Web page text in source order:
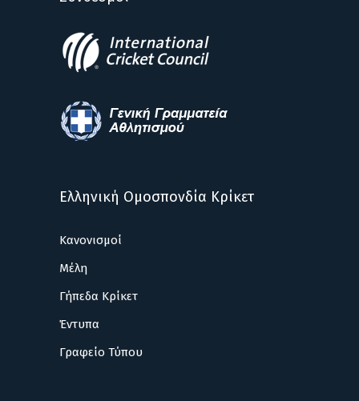
Ελληνική Ομοσπονδία Κρίκετ
Κανονισμοί
Μέλη
Γήπεδα Κρίκετ
Έντυπα
Γραφείο Τύπου